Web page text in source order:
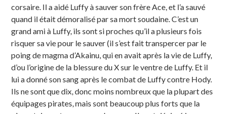
corsaire. Il a aidé Luffy à sauver son frère Ace, et l’a sauvé
quand il était démoralisé par sa mort soudaine. C’est un
grand ami à Luffy, ils sont si proches qu’il a plusieurs fois
risquer sa vie pour le sauver (il s’est fait transpercer par le
poing de magma d’Akainu, qui en avait après la vie de Luffy,
d’ou l’origine de la blessure du X sur le ventre de Luffy. Et il
lui a donné son sang après le combat de Luffy contre Hody.
Ils ne sont que dix, donc moins nombreux que la plupart des
équipages pirates, mais sont beaucoup plus forts que la